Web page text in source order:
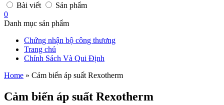
Bài viết
Sản phẩm
0
Danh mục sản phẩm
Chứng nhận bộ công thương
Trang chủ
Chính Sách Và Qui Định
Home » Cảm biến áp suất Rexotherm
Cảm biến áp suất Rexotherm